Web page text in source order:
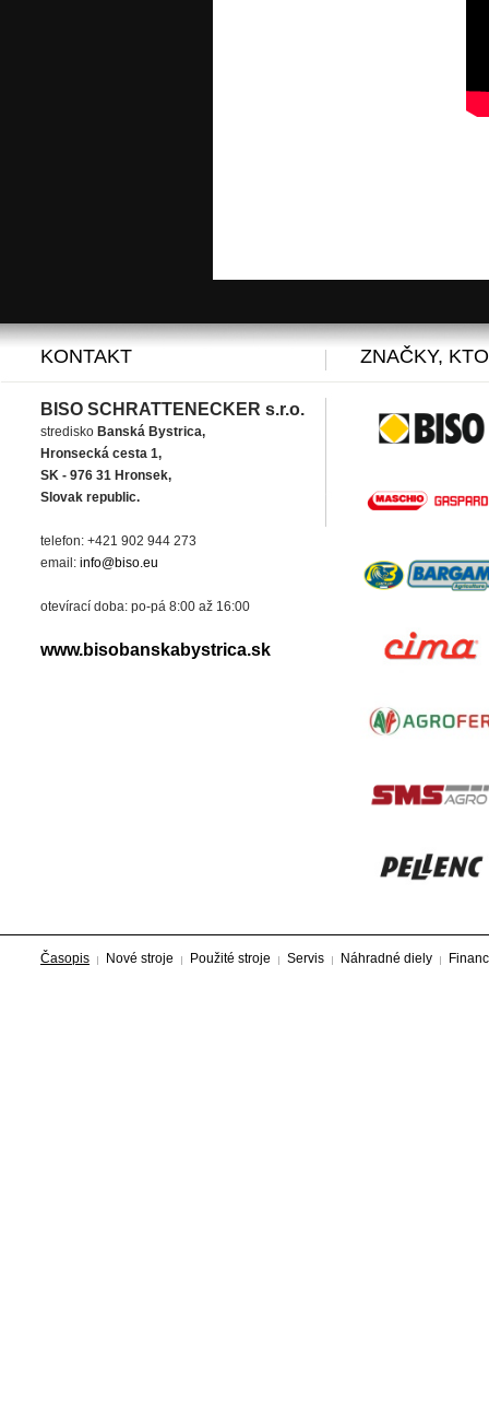
KONTAKT
BISO SCHRATTENECKER s.r.o.
stredisko Banská Bystrica,
Hronsecká cesta 1,
SK - 976 31 Hronsek,
Slovak republic.
telefon: +421 902 944 273
email: info@biso.eu
otevírací doba: po-pá 8:00 až 16:00
www.bisobanskabystrica.sk
ZNAČKY,
Časopis Nové stroje Použité stroje Servis Náhradné diely